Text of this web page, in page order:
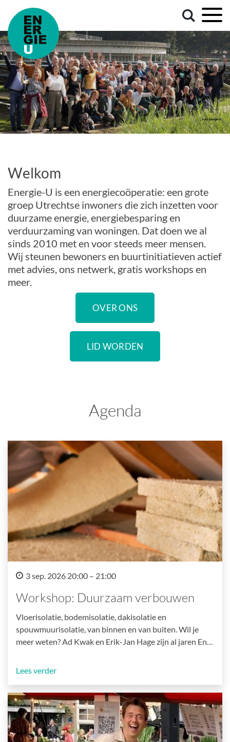
Welkom
Energie-U is een energiecoöperatie: een grote
groep Utrechtse inwoners die zich inzetten voor
duurzame energie, energiebesparing en
verduurzaming van woningen. Dat doen we al
sinds 2010 met en voor steeds meer mensen.
Wij steunen bewoners en buurtinitiatieven actief
met advies, ons netwerk, gratis workshops en
meer.
OVER ONS
LID WORDEN
Agenda
3 sep. 2026 20:00 – 21:00
Workshop: Duurzaam verbouwen
Vloerisolatie, bodemisolatie, dakisolatie en
spouwmuurisolatie, van binnen en van buiten. Wil je
meer weten? Ad Kwak en Erik-Jan Hage zijn al jaren En…
Lees verder